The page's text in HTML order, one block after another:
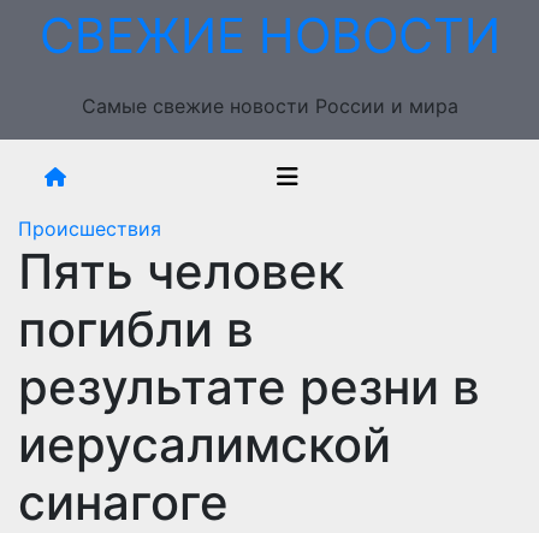
ПерейтиСВЕЖИЕ НОВОСТИ
Самые свежие новости России и мира
Происшествия
Пять человек
погибли в
результате резни в
иерусалимской
синагоге